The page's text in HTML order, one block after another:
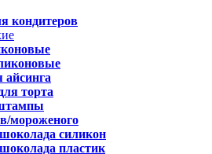
кондитеров
айсинга
торта
мороженого
силикон
пластик